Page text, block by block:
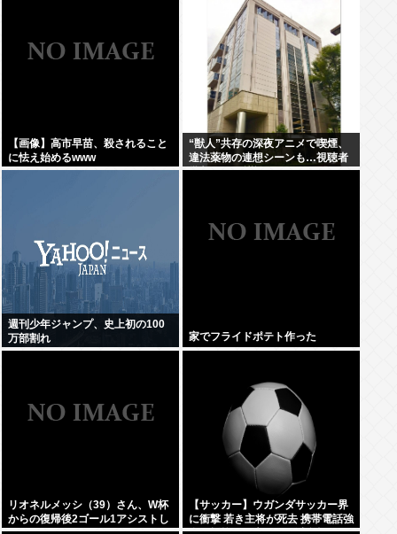
【画像】高市早苗、殺されること
に怯え始めるwww
“獣人”共存の深夜アニメで喫煙、
違法薬物の連想シーンも…視聴者
批判でBPO議論
週刊少年ジャンプ、史上初の100
万部割れ
家でフライドポテト作った
リオネルメッシ（39）さん、W杯
からの復帰後2ゴール1アシストし
【サッカー】ウガンダサッカー界
に衝撃 若き主将が死去 携帯電話強